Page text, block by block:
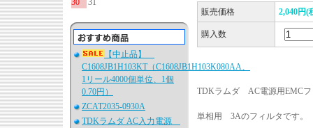
30
31
【中止品】
C1608JB1H103KT（C1608JB1H103K080AA、
1リール4000個単位、1個
0.70円）
ZCAT2035-0930A
TDKラムダ AC入力電源
販売価格 2,040円(
購入数
TDKラムダ AC電源用EMCフ
単相用 3Aのフィルタです。